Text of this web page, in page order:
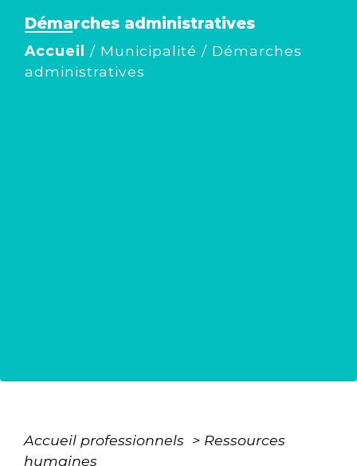
Démarches administratives
Accueil / Municipalité / Démarches
administratives
Accueil professionnels > Ressources
humaines